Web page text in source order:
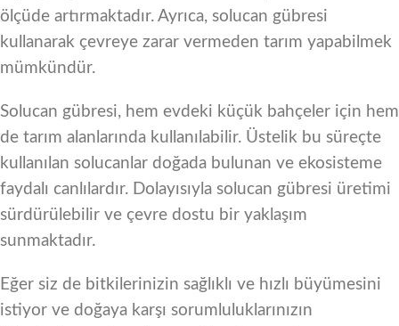
ölçüde artırmaktadır. Ayrıca, solucan gübresi
kullanarak çevreye zarar vermeden tarım yapabilmek
mümkündür.
Solucan gübresi, hem evdeki küçük bahçeler için hem
de tarım alanlarında kullanılabilir. Üstelik bu süreçte
kullanılan solucanlar doğada bulunan ve ekosisteme
faydalı canlılardır. Dolayısıyla solucan gübresi üretimi
sürdürülebilir ve çevre dostu bir yaklaşım
sunmaktadır.
Eğer siz de bitkilerinizin sağlıklı ve hızlı büyümesini
istiyor ve doğaya karşı sorumluluklarınızın